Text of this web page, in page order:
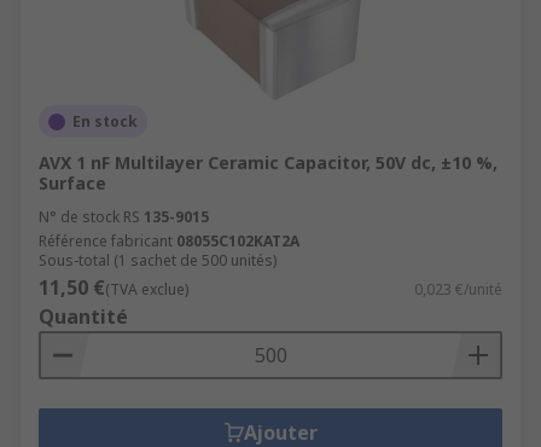
En stock
AVX 1 nF Multilayer Ceramic Capacitor, 50V dc, ±10 %,
Surface
N° de stock RS 135-9015
Référence fabricant 08055C102KAT2A
Sous-total (1 sachet de 500 unités)
11,50 €(TVA exclue) 0,023 €/unité
Quantité
Ajouter